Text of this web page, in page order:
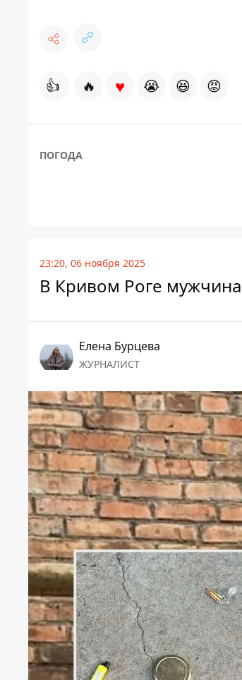
👍 🔥 ♥ 😭 😆 😡
ПОГОДА
23:20, 06 ноября 2025
В Кривом Роге
Елена Бурцева
ЖУРНАЛИСТ